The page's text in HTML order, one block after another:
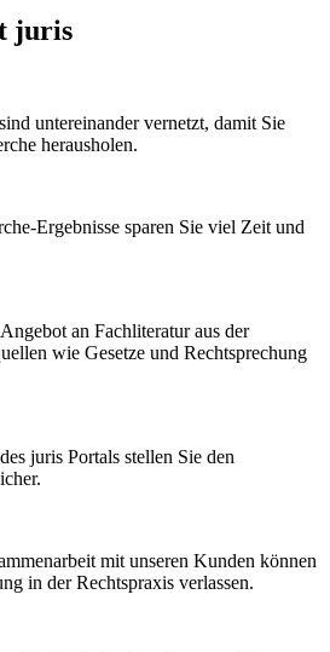
juris
untereinander vernetzt, damit Sie
herausholen.
Ergebnisse sparen Sie viel Zeit und
an Fachliteratur aus der
wie Gesetze und Rechtsprechung
juris Portals stellen Sie den
mit unseren Kunden können
in der Rechtspraxis verlassen.